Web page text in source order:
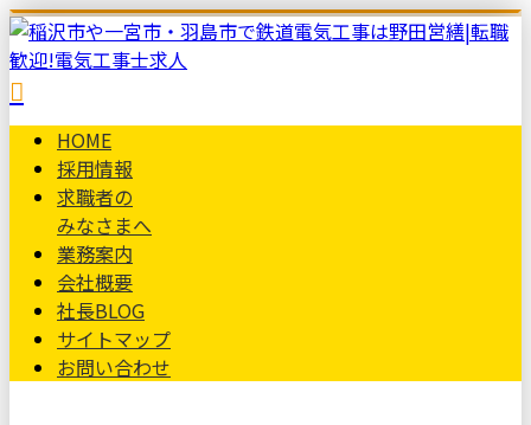
HOME
採用情報
求職者の
みなさまへ
業務案内
会社概要
社長BLOG
サイトマップ
お問い合わせ